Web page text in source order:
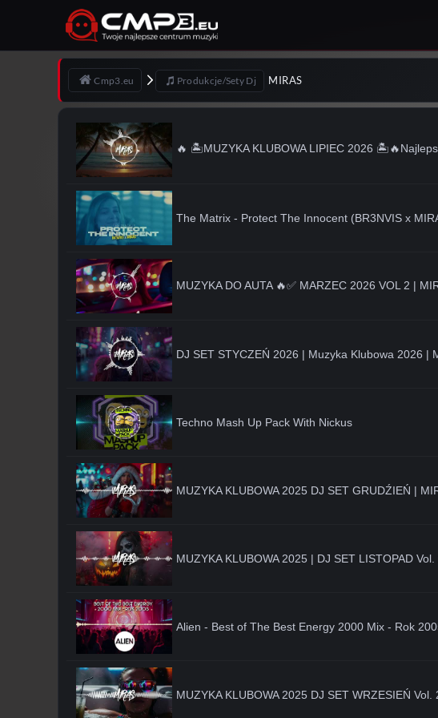
Cmp3.eu Produkcje/Sety Dj MIRAS
🔥 🏝️MUZYKA KLUBOWA LIPIEC 2026
The Matrix - Protect The Innocent (BR3NVIS x
MUZYKA DO AUTA 🔥✅ MARZEC 2026 VOL 2 |
DJ SET STYCZEŃ 2026 | Muzyka Klubowa 2026 |
Techno Mash Up Pack With Nickus
MUZYKA KLUBOWA 2025 DJ SET GRUDŹIEŃ |
MUZYKA KLUBOWA 2025 | DJ SET LISTOPAD
Alien - Best of The Best Energy 2000 Mix - Rok
MUZYKA KLUBOWA 2025 DJ SET WRZESIEŃ